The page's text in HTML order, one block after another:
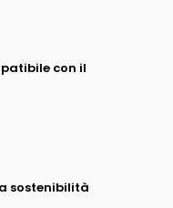
con il
sostenibilità